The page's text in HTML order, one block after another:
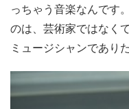
っちゃう音楽なんです
のは、芸術家ではなく
ミュージシャンであり